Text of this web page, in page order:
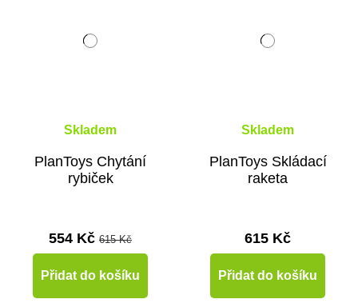
Skladem
PlanToys Chytání
rybiček
554 Kč 615 Kč
Přidat do košíku
Skladem
PlanToys Skládací
raketa
615 Kč
Přidat do košíku